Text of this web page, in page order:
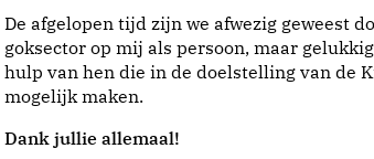
De afgelopen tijd zijn we afwezig geweest
goksector op mij als persoon, maar
hulp van hen die in de doelstelling van de
mogelijk maken.
Dank jullie allemaal!